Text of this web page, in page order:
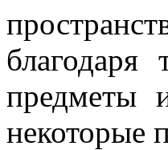
благодаря
предметы
некоторые